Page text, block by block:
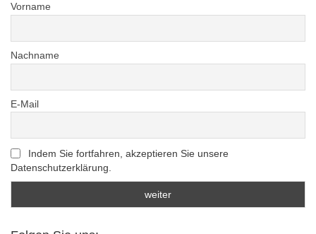
Vorname
Nachname
E-Mail
Indem Sie fortfahren, akzeptieren Sie unsere
Datenschutzerklärung.